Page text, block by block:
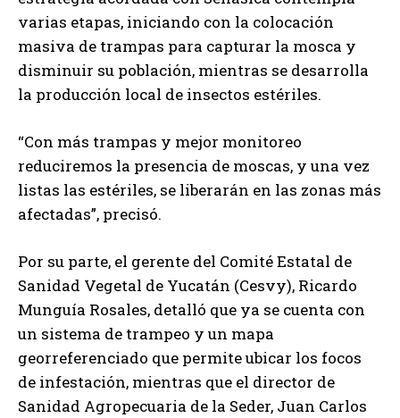
varias etapas, iniciando con la colocación
masiva de trampas para capturar la mosca y
disminuir su población, mientras se desarrolla
la producción local de insectos estériles.
“Con más trampas y mejor monitoreo
reduciremos la presencia de moscas, y una vez
listas las estériles, se liberarán en las zonas más
afectadas”, precisó.
Por su parte, el gerente del Comité Estatal de
Sanidad Vegetal de Yucatán (Cesvy), Ricardo
Munguía Rosales, detalló que ya se cuenta con
un sistema de trampeo y un mapa
georreferenciado que permite ubicar los focos
de infestación, mientras que el director de
Sanidad Agropecuaria de la Seder, Juan Carlos